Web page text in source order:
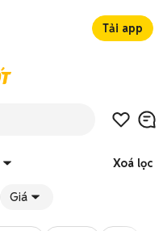
Tải app
Xoá lọc
Giá